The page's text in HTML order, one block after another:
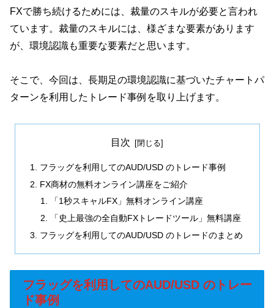
FXで勝ち続けるためには、裁量のスキルが必要と言われ
ています。裁量のスキルには、様ざまな要素があります
が、環境認識も重要な要素だと思います。
そこで、今回は、長期足の環境認識に基づいたチャートパ
ターンを利用したトレード事例を取り上げます。
目次
フラッグを利用してのAUD/USD のトレード事例
FX商材の無料オンライン講座をご紹介
「1秒スキャルFX」無料オンライン講座
「史上最強の全自動FXトレードツール」無料講座
フラッグを利用してのAUD/USD のトレードのまとめ
フラッグを利用してのAUD/USD のトレー
ド事例